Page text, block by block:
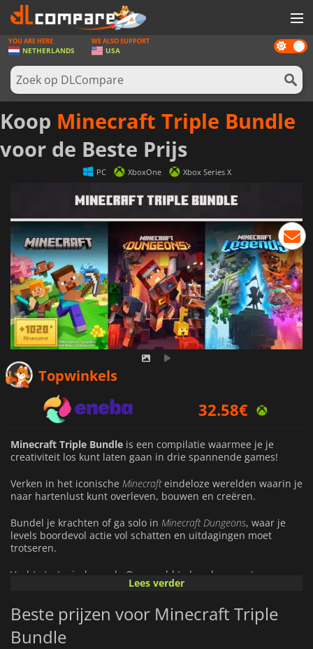
SPELLEN
GAME CARDS
SOFTWARE
REWARDS
NIEUWS
Dark
mode
YOU ARE HERE
NETHERLANDS
WE ALSO SUPPORT
USA
Koop Minecraft Triple Bundle
voor de Beste Prijs
PC XboxOne Xbox Series X
Topwinkels
36.99€
40.59€
Minecraft Triple Bundle is een compilatie waarmee je je
creativiteit los kunt laten gaan in drie spannende games!
Verken in het iconische Minecrafteindeloze werelden waarin je
naar hartenlust kunt overleven, bouwen en creëren.
Bundel je krachten of ga solo in Minecraft Dungeons, waar je
levels boordevol actie vol schatten en uitdagingen moet
trotseren.
Vecht strategisch om de Overworld te beschermen tegen
Minecraft Legends.
Bovendien ontvang je 1020 Minecoins om je ervaring te
verbeteren met spannende, door makers gemaakte content
voor Minecraft: Bedrock Edition
Lees verder
Beste prijzen voor Minecraft Triple
Bundle